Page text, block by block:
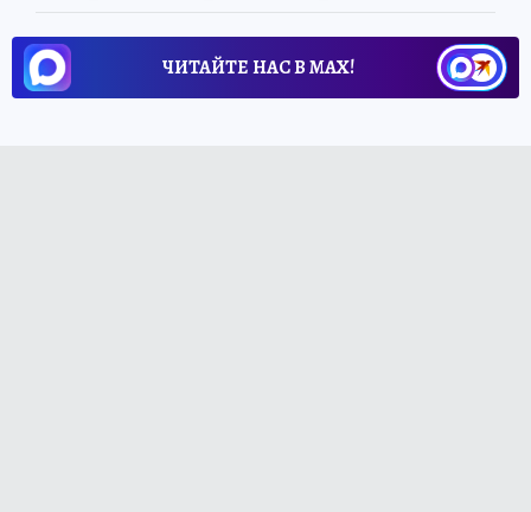
ЧИТАЙТЕ НАС В МАХ!